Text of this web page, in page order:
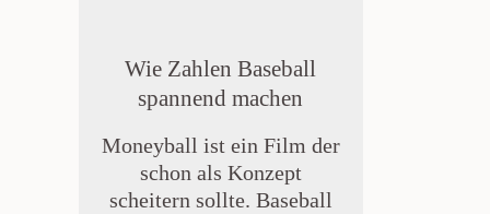
Wie Zahlen Baseball
spannend machen
Moneyball ist ein Film der
schon als Konzept
scheitern sollte. Baseball